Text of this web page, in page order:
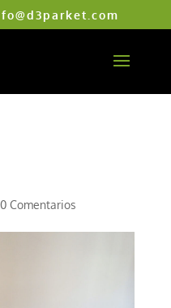
0 Comentarios